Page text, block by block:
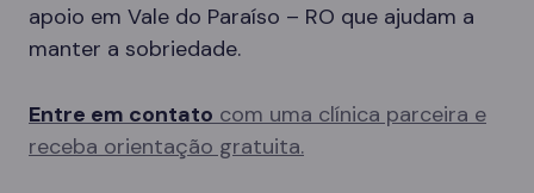
apoio em Vale do Paraíso – RO que ajudam a
manter a sobriedade.
Entre em contato com uma clínica parceira e
receba orientação gratuita.